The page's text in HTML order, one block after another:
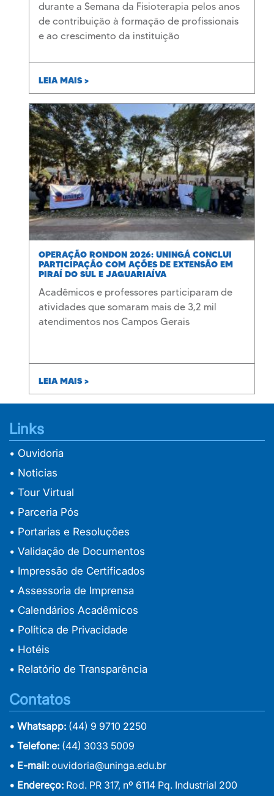
durante a Semana da Fisioterapia pelos anos
de contribuição à formação de profissionais
e ao crescimento da instituição
LEIA MAIS >
OPERAÇÃO RONDON 2026: UNINGÁ CONCLUI
PARTICIPAÇÃO COM AÇÕES DE EXTENSÃO EM
PIRAÍ DO SUL E JAGUARIAÍVA
Acadêmicos e professores participaram de
atividades que somaram mais de 3,2 mil
atendimentos nos Campos Gerais
LEIA MAIS >
Links
• Ouvidoria
• Noticias
• Tour Virtual
• Parceria Pós
• Portarias e Resoluções
• Validação de Documentos
• Impressão de Certificados
• Assessoria de Imprensa
• Calendários Acadêmicos
• Política de Privacidade
• Hotéis
• Relatório de Transparência
Contatos
• Whatsapp: (44) 9 9710 2250
• Telefone: (44) 3033 5009
• E-mail: ouvidoria@uninga.edu.br
• Endereço: Rod. PR 317, nº 6114 Pq. Industrial 200